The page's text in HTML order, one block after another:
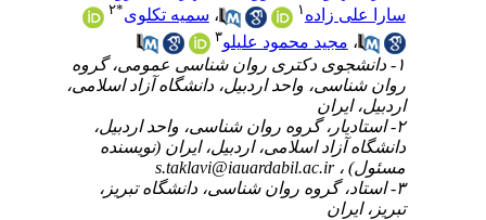
سارا علی زاده۱ ،سمیه تکلوی* ۲
،مجید محمود علیلو۳
۱- دانشجوی دکتری روان شناسی عمومی، گروه
روان شناسی، واحد اردبیل، دانشگاه آزاد اسلامی،
اردبیل، ایران
۲- استادیار، گروه روان شناسی، واحد اردبیل،
دانشگاه آزاد اسلامی، اردبیل، ایران (نویسنده
مسئول) ، s.taklavi@iauardabil.ac.ir
۳- استاد، گروه روان شناسی، دانشگاه تبریز،
تبریز، ایران